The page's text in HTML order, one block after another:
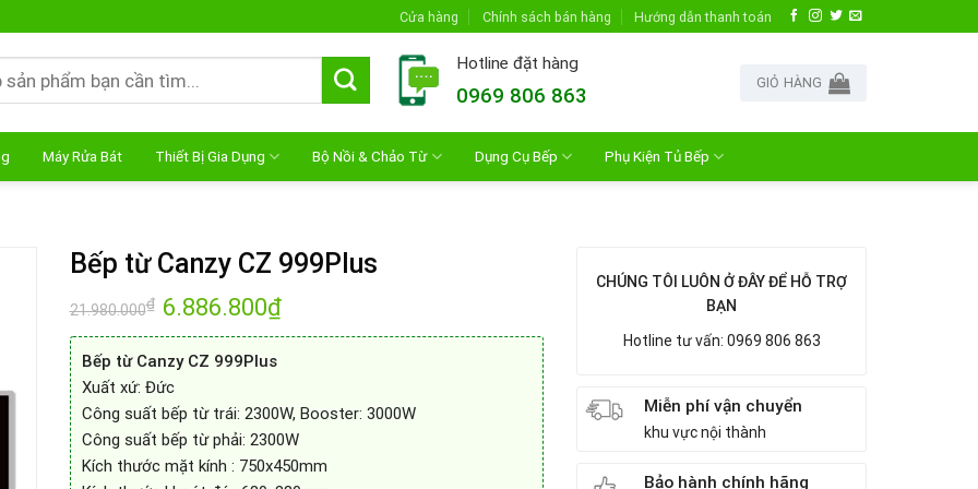
Cửa hàng Chính sách bán hàng Hướng dẫn thanh toán
Hotline đặt hàng
0969 806 863
GIỎ HÀNG
Máy Rửa Bát Thiết Bị Gia Dụng Bộ Nồi & Chảo Từ Dụng Cụ Bếp Phụ Kiện Tủ Bếp
Bếp từ Canzy CZ 999Plus
21.980.000₫ Giá
gốc
là:
6.886.800₫Giá
hiện
tại
Bếp từ Canzy CZ 999Plus
Xuất xứ: Đức
Công suất bếp từ trái: 2300W, Booster: 3000W
Công suất bếp từ phải: 2300W
Kích thước mặt kính : 750x450mm
CHÚNG TÔI LUÔN Ở ĐÂY ĐỂ HỖ TRỢ
BẠN
Hotline tư vấn: 0969 806 863
Miễn phí vận chuyển
khu vực nội thành
Bảo hành chính hãng